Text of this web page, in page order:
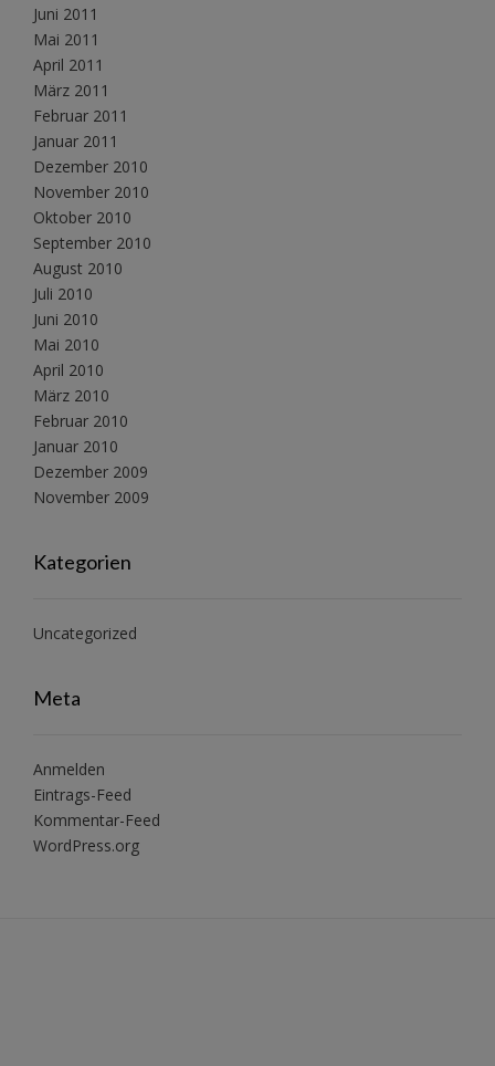
Juni 2011
Mai 2011
April 2011
März 2011
Februar 2011
Januar 2011
Dezember 2010
November 2010
Oktober 2010
September 2010
August 2010
Juli 2010
Juni 2010
Mai 2010
April 2010
März 2010
Februar 2010
Januar 2010
Dezember 2009
November 2009
Kategorien
Uncategorized
Meta
Anmelden
Eintrags-Feed
Kommentar-Feed
WordPress.org